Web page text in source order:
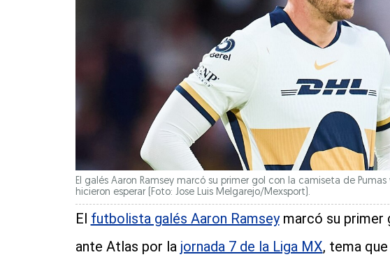
El galés Aaron Ramsey marcó su primer gol con la camiseta de
hicieron esperar (Foto: Jose Luis Melgarejo/Mexsport).
El futbolista galés Aaron Ramseymarcó su primer
ante Atlas por la jornada 7 de la Liga MX, tema